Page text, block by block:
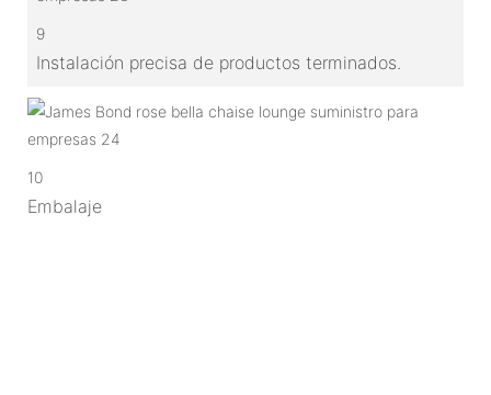
9
Instalación precisa de productos terminados.
10
Embalaje